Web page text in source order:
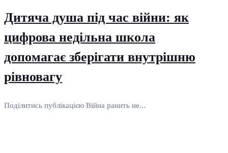
Дитяча душа під час війни: як
цифрова недільна школа
допомагає зберігати внутрішню
рівновагу
Поділитись публікацією Війна ранить не...